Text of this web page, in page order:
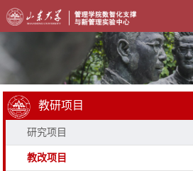
教研项目
研究项目
教改项目